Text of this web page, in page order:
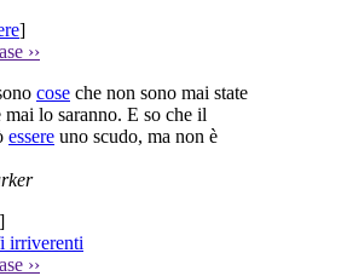
]
››
cose che non sono mai state
mai lo saranno. E so che il
essere uno scudo, ma non è
]
irriverenti
››